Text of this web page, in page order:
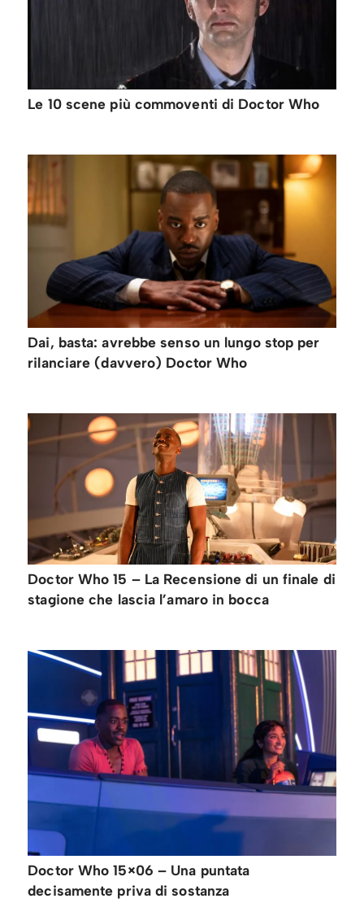
Le 10 scene più commoventi di Doctor Who
Dai, basta: avrebbe senso un lungo stop per
rilanciare (davvero) Doctor Who
Doctor Who 15 – La Recensione di un finale di
stagione che lascia l’amaro in bocca
Doctor Who 15×06 – Una puntata
decisamente priva di sostanza